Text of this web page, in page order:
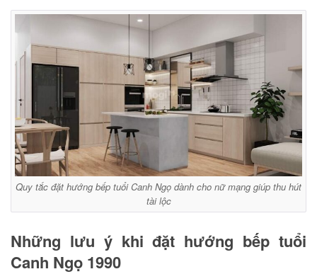
Quy tắc đặt hướng bếp tuổi Canh Ngọ dành cho nữ mạng giúp thu hút
tài lộc
Những lưu ý khi đặt hướng bếp tuổi
Canh Ngọ 1990